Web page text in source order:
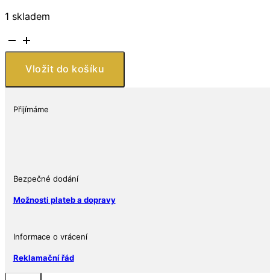
1 skladem
Perth
Mint
Lunar
sladkovodními
Vložit do košíku
Přijímáme
Bezpečné dodání
Možnosti plateb a dopravy
Informace o vrácení
Reklamační řád